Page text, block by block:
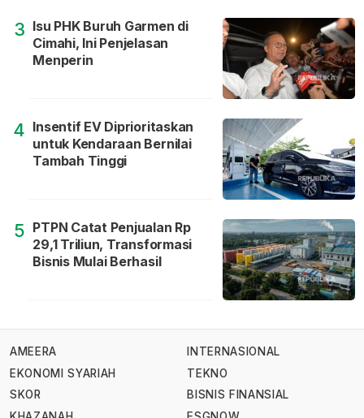
3 Isu PHK Buruh Garmen di
Cimahi, Ini Penjelasan
Menperin
4 Insentif EV Diprioritaskan
untuk Kendaraan Bernilai
Tambah Tinggi
5 PTPN Catat Penjualan Rp
29,1 Triliun, Transformasi
Bisnis Mulai Berhasil
AMEERA
EKONOMI SYARIAH
SKOR
INTERNASIONAL
TEKNO
BISNIS FINANSIAL